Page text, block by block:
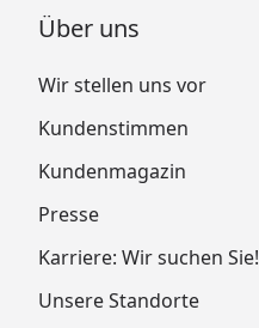
Über uns
Wir stellen uns vor
Kundenstimmen
Kundenmagazin
Presse
Karriere: Wir suchen Sie!
Unsere Standorte